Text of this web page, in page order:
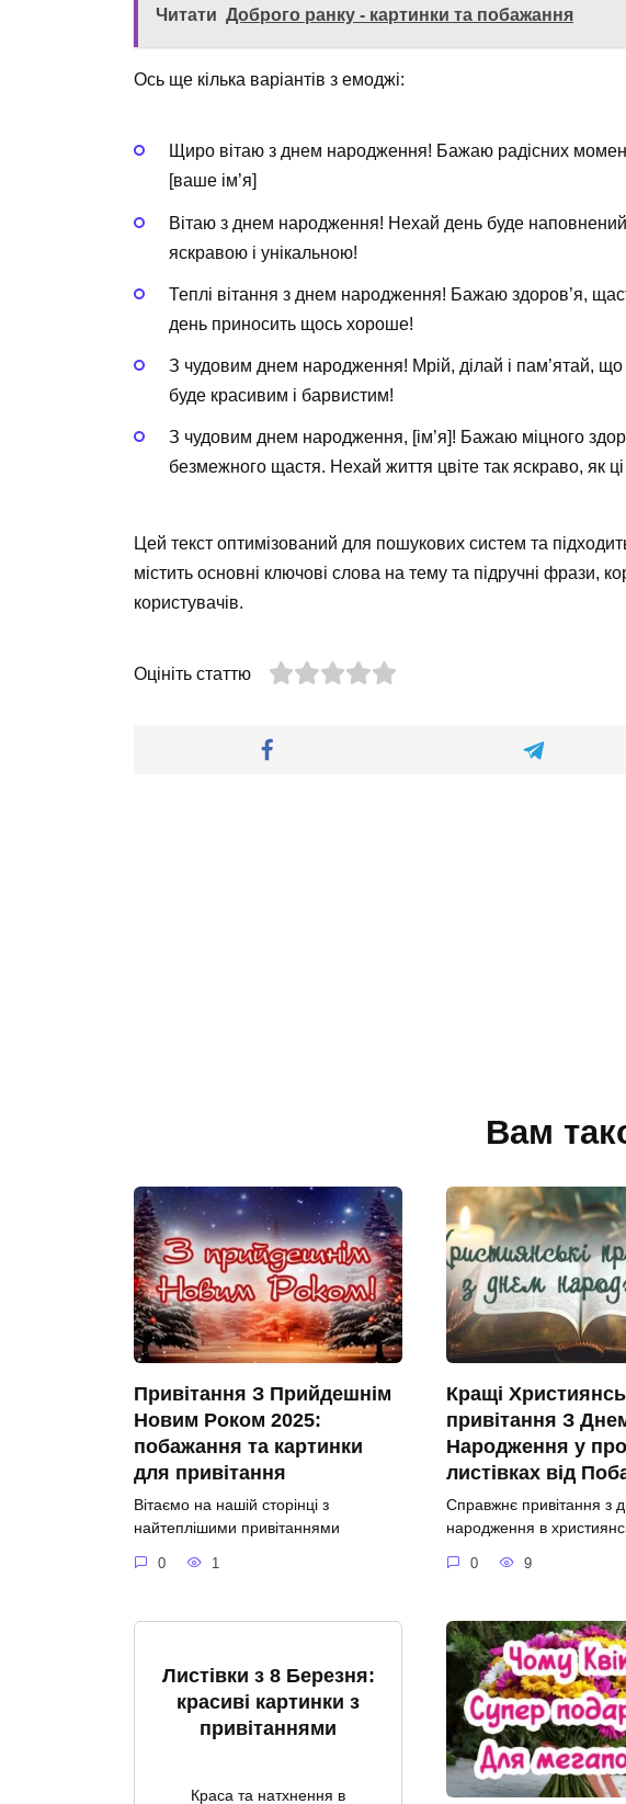
Читати Доброго ранку - картинки та побажання
Ось ще кілька варіантів з емоджі:
Щиро вітаю з днем народження! Бажаю радісних
[ваше ім’я]
Вітаю з днем народження! Нехай день буде
яскравою і унікальною!
Теплі вітання з днем народження! Бажаю здоров’я,
день приносить щось хороше!
З чудовим днем народження! Мрій, ділай і пам’ятай,
буде красивим і барвистим!
З чудовим днем народження, [ім’я]! Бажаю міцного
безмежного щастя. Нехай життя цвіте так яскраво, як ці
Цей текст оптимізований для пошукових систем та
містить основні ключові слова на тему та підручні фрази,
користувачів.
Оцініть статтю
Вам
Привітання З Прийдешнім
Новим Роком 2025:
побажання та картинки
для привітання
Вітаємо на нашій сторінці з
найтеплішими привітаннями
0 1
Кращі
привітання З
Народження у
листівках від
Справжнє привітання з
народження в
0 9
Листівки з 8 Березня:
красиві картинки з
привітаннями
Краса та натхнення в